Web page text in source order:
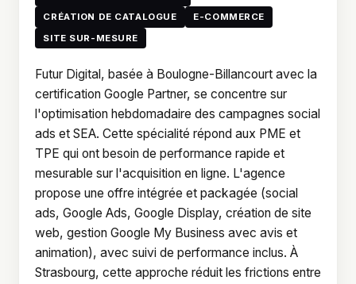
CRÉATION DE CATALOGUE
E-COMMERCE
SITE SUR-MESURE
Futur Digital, basée à Boulogne-Billancourt avec la
certification Google Partner, se concentre sur
l'optimisation hebdomadaire des campagnes social
ads et SEA. Cette spécialité répond aux PME et
TPE qui ont besoin de performance rapide et
mesurable sur l'acquisition en ligne. L'agence
propose une offre intégrée et packagée (social
ads, Google Ads, Google Display, création de site
web, gestion Google My Business avec avis et
animation), avec suivi de performance inclus. À
Strasbourg, cette approche réduit les frictions entre